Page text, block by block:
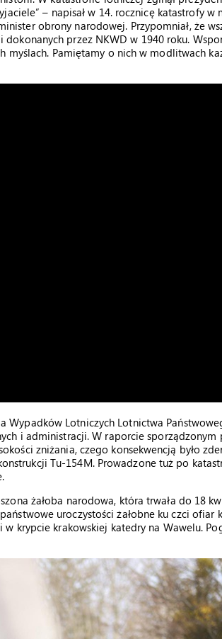
– napisał w 14. rocznicę katastrofy w
obrony narodowej. Przypomniał, że
przez NKWD w 1940 roku.
myślach. Pamiętamy o nich w modlitwach
Wypadków Lotniczych Lotnictwa
i administracji. W raporcie sporządzonym
zniżania, czego konsekwencją było
Tu-154M. Prowadzone tuż po
żałoba narodowa, która trwała do 18
uroczystości żałobne ku czci ofiar
krypcie krakowskiej katedry na Wawelu.